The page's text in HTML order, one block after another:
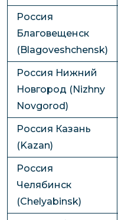
Россия
Благовещенск
(Blagoveshchensk)
Россия Нижний
Новгород (Nizhny
Novgorod)
Россия Казань
(Kazan)
Россия
Челябинск
(Chelyabinsk)